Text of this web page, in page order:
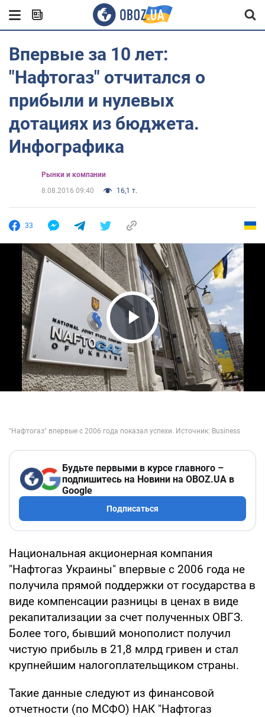
Впервые за 10 лет:
"Нафтогаз" отчитался о
прибыли и нулевых
дотациях из бюджета.
Инфографика
Рынки и компании
8.08.2016 09:40
16,1 т.
33
Play Video
Будьте первыми в курсе главного –
подпишитесь на Новини на OBOZ.UA в
Google
Подписаться
Национальная акционерная компания
"Нафтогаз Украины" впервые с 2006 года не
получила прямой поддержки от государства в
виде компенсации разницы в ценах в виде
рекапитализации за счет полученных ОВГЗ.
Более того, бывший монополист получил
чистую прибыль в 21,8 млрд гривен и стал
крупнейшим налогоплательщиком страны.
Такие данные следуют из финансовой
отчетности (по МСФО) НАК "Нафтогаз